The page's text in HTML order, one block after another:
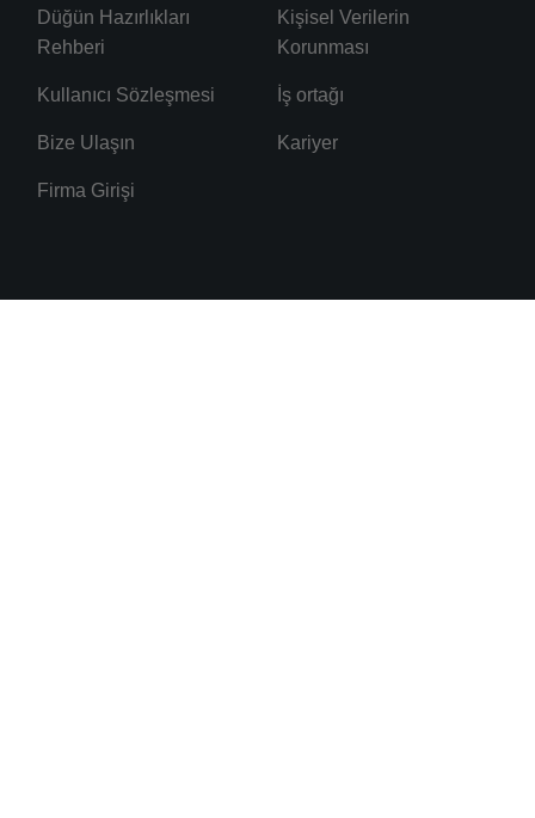
Düğün Hazırlıkları
Rehberi
Kullanıcı Sözleşmesi
Bize Ulaşın
Firma Girişi
Kişisel Verilerin
Korunması
İş ortağı
Kariyer